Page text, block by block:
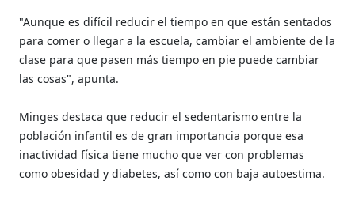
"Aunque es difícil reducir el tiempo en que están sentados
para comer o llegar a la escuela, cambiar el ambiente de la
clase para que pasen más tiempo en pie puede cambiar
las cosas", apunta.
Minges destaca que reducir el sedentarismo entre la
población infantil es de gran importancia porque esa
inactividad física tiene mucho que ver con problemas
como obesidad y diabetes, así como con baja autoestima.